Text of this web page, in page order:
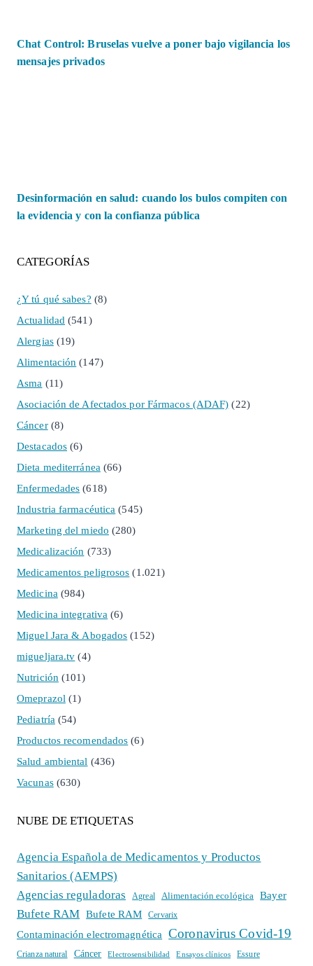
Chat Control: Bruselas vuelve a poner bajo vigilancia los
mensajes privados
Desinformación en salud: cuando los bulos compiten con
la evidencia y con la confianza pública
CATEGORÍAS
¿Y tú qué sabes? (8)
Actualidad (541)
Alergias(19)
Alimentación (147)
Asma (11)
Asociación de Afectados por Fármacos (ADAF) (22)
Cáncer(8)
Destacados (6)
Dieta mediterránea(66)
Enfermedades (618)
Industria farmacéutica (545)
Marketing del miedo (280)
Medicalización (733)
Medicamentos peligrosos (1.021)
Medicina(984)
Medicina integrativa (6)
Miguel Jara & Abogados (152)
migueljara.tv (4)
Nutrición(101)
Omeprazol(1)
Pediatría(54)
Productos recomendados (6)
Salud ambiental (436)
Vacunas(630)
NUBE DE ETIQUETAS
Agencia Española de Medicamentos y Productos
Sanitarios (AEMPS)
Agencias reguladoras
Agreal Alimentación ecológica Bayer
Bufete RAM Bufete RAM Cervarix
Contaminación electromagnética Coronavirus Covid-19
Crianza natural Cáncer Electrosensibilidad Ensayos clínicos Essure